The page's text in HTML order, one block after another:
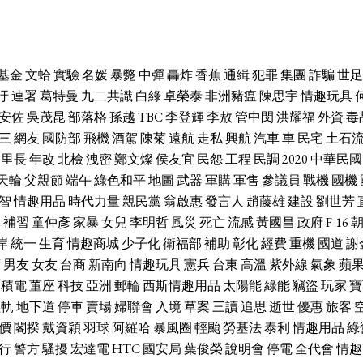
金文蛤實驗名媛暴斃中彈轟炸香蕉通緝犯罪集團詐騙世足
連署葛特曼 九二共識白綠卓榮泰非洲豬瘟陳思宇情趣玩具
佐吳茂昆部落格孫越TBC李登輝李敖管中閔洪耀福外資毒
網友國防部飛機酒駕陳菊遠航走私興航汽車車民宅土石
里長年改北檢洩密鄭文燦侯友宜 民怨工程 民調2020中華民國
輪父親節端午綠色和平地圖武器軍購軍售 參議員 戰機國機
情趣用品 時代力量親民黨翁啟惠發言人 趙藤雄建設劉世芳
補習童仲彥家暴女兒李明哲風災 死亡流感黃國昌 政府F-16
統一生育情趣商城少子化衛福部補助彰化經費重機國道謝
男友女友台商新南向 情趣玩具憲兵台東高溫 紫外線氣象蘋
電董座科技亞洲 郵輪西斯情趣用品 太陽能綠能竊盜玩家
地下道停車賣場婦聯會 入境草案三讀追思逝世優惠旅客
閣揆戴資穎羽球阿羅哈暴風圈輕颱勞基法泰利情趣用品綠
警方騷擾宏達電HTC國安局葉俊榮說明會停電全代會情